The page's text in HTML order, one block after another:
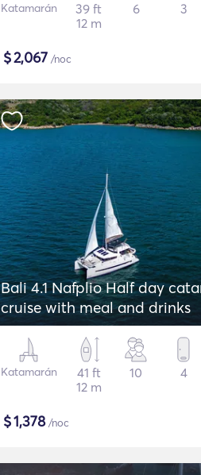
Katamarán
39 ft
12 m
6 3
$2,067 /noc
Bali 4.1 Nafplio Half day
cruise with meal and drinks
Katamarán
41 ft
12 m
10 4
$1,378/noc